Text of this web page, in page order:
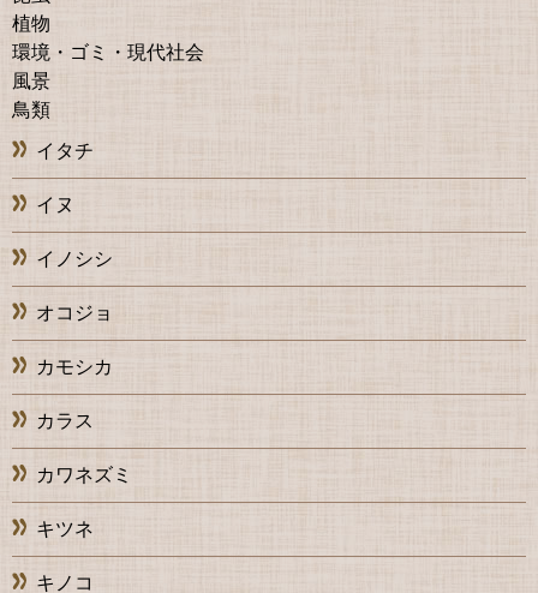
植物
環境・ゴミ・現代社会
風景
鳥類
イタチ
イヌ
イノシシ
オコジョ
カモシカ
カラス
カワネズミ
キツネ
キノコ